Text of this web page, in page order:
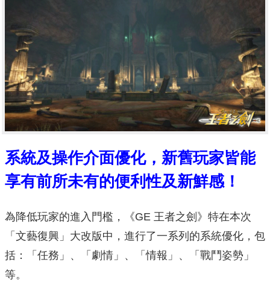
系統及操作介面優化，新舊玩家皆能
享有前所未有的便利性及新鮮感！
為降低玩家的進入門檻，《GE 王者之劍》特在本次
「文藝復興」大改版中，進行了一系列的系統優化，包
括：「任務」、「劇情」、「情報」、「戰鬥姿勢」
等。